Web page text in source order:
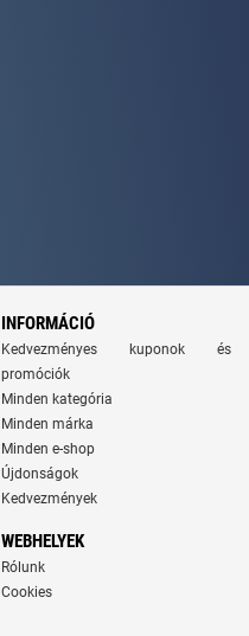
INFORMÁCIÓ
Kedvezményes kuponok és
promóciók
Minden kategória
Minden márka
Minden e-shop
Újdonságok
Kedvezmények
WEBHELYEK
Rólunk
Cookies